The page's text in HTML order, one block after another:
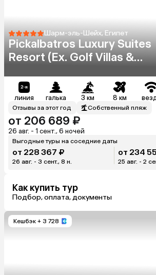
Шарм-эль-Шейх, Египет
Pickalbatros Luxury Suites
Resort (Ex. Golf Villas &
линия галька 3 км 8 км
Отзывы за этот год Собственный пляж
от 206 689 ₽
26 авг. - 1 сент., 6 ночей
Выгодные туры на соседние даты
от 228 367 ₽
26 авг. - 3 сент., 8 н.
от 234
25 авг. - 2
Как купить тур
Подбор, оплата, документы
Кешбэк + 3 728